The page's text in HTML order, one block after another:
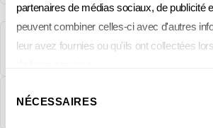
partenaires de médias sociaux, de publicité
peuvent combiner celles-ci avec d'autres
leur avez fournies ou qu'ils ont collectées
NÉCESSAIRES
103 jours répartis sur 18 mois
PRIX
27 000 CHF